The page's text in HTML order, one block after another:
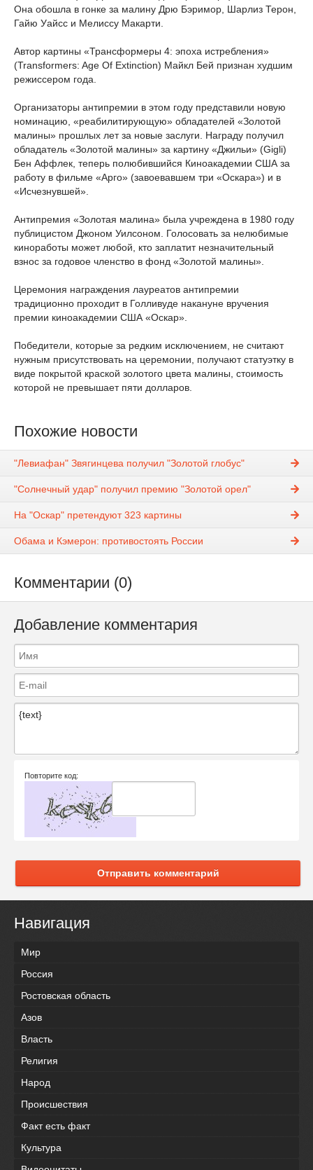
Она обошла в гонке за малину Дрю Бэримор, Шарлиз Терон,
Гайю Уайсс и Мелиссу Макарти.
Автор картины «Трансформеры 4: эпоха истребления»
(Transformers: Age Of Extinction) Майкл Бей признан худшим
режиссером года.
Организаторы антипремии в этом году представили новую
номинацию, «реабилитирующую» обладателей «Золотой
малины» прошлых лет за новые заслуги. Награду получил
обладатель «Золотой малины» за картину «Джильи» (Gigli)
Бен Аффлек, теперь полюбившийся Киноакадемии США за
работу в фильме «Арго» (завоевавшем три «Оскара») и в
«Исчезнувшей».
Антипремия «Золотая малина» была учреждена в 1980 году
публицистом Джоном Уилсоном. Голосовать за нелюбимые
киноработы может любой, кто заплатит незначительный
взнос за годовое членство в фонд «Золотой малины».
Церемония награждения лауреатов антипремии
традиционно проходит в Голливуде накануне вручения
премии киноакадемии США «Оскар».
Победители, которые за редким исключением, не считают
нужным присутствовать на церемонии, получают статуэтку в
виде покрытой краской золотого цвета малины, стоимость
которой не превышает пяти долларов.
Похожие новости
"Левиафан" Звягинцева получил "Золотой глобус"
"Солнечный удар" получил премию "Золотой орел"
На "Оскар" претендуют 323 картины
Обама и Кэмерон: противостоять России
Комментарии (0)
Добавление комментария
Повторите код:
Отправить комментарий
Навигация
Мир
Россия
Ростовская область
Азов
Власть
Религия
Народ
Происшествия
Факт есть факт
Культура